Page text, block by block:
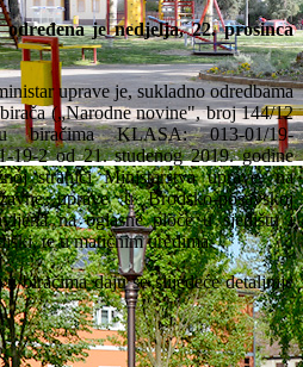
je nedjelja, 22. prosinca
uprave je, sukladno odredbama
(„Narodne novine", broj 144/12
biračima KLASA: 013-01/19-
19-2 od 21. studenog 2019. godine
stranici Ministarstva uprave, na
uprave u Brodsko-posavskoj
na oglasne ploče u sjedištu i
te u matičnim uredima.
biračima daju se slijedeće detaljnije